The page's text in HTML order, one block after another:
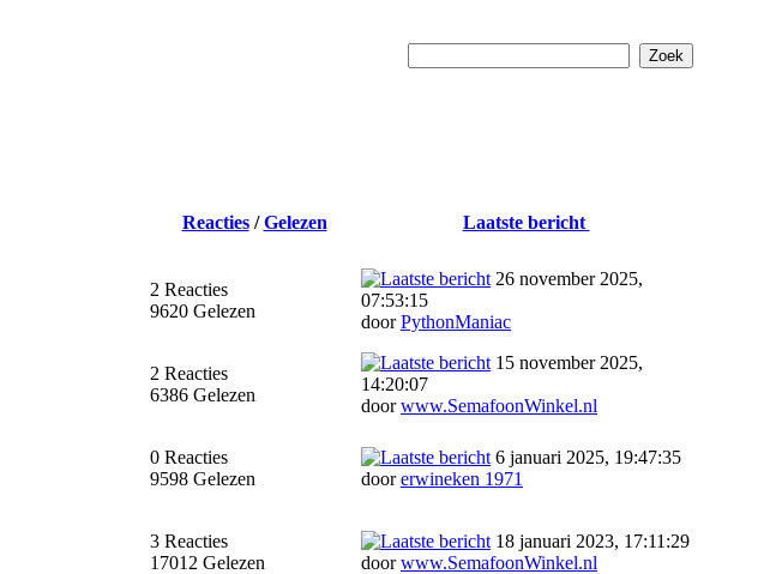
Reacties/Gelezen
Laatste bericht
2 Reacties
9620 Gelezen
26 november 2025,
07:53:15
doorPythonManiac
2 Reacties
6386 Gelezen
15 november 2025,
14:20:07
doorwww.SemafoonWinkel.nl
0 Reacties
9598 Gelezen
6 januari 2025, 19:47:35
doorerwineken 1971
3 Reacties
17012 Gelezen
18 januari 2023, 17:11:29
doorwww.SemafoonWinkel.nl